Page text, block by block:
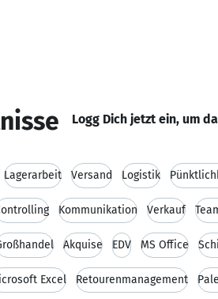
Logg Dich jetzt ein, um
Lagerarbeit Versand Logistik
Kommunikation Verkauf
Akquise EDV MS Office
Excel Retourenmanagement